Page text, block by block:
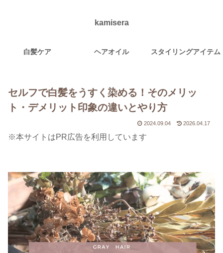
kamisera
白髪ケア ヘアオイル スタイリングアイテム
セルフで白髪をうすく染める！そのメリッ
ト・デメリット印象の違いとやり方
2024.09.04 2026.04.17
※本サイトはPR広告を利用しています